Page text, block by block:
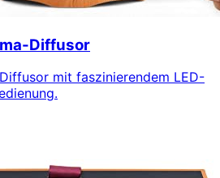
Diffusor
mit faszinierendem LED-